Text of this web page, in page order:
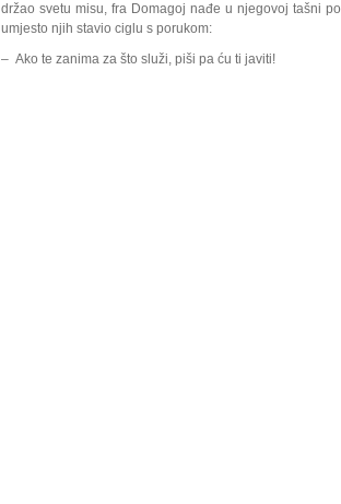
držao svetu misu, fra Domagoj nađe u njegovoj tašni
umjesto njih stavio ciglu s porukom:
– Ako te zanima za što služi, piši pa ću ti javiti!